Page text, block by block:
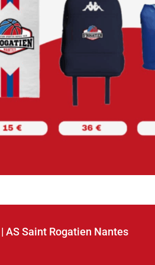
AS Saint Rogatien Nantes